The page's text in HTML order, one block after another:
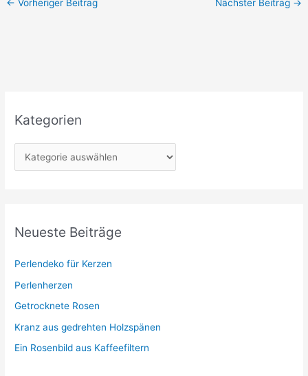
← Vorheriger Beitrag Nächster Beitrag →
Kategorien
a
g
r
i
e
Neueste Beiträge
Perlendeko für Kerzen
Perlenherzen
Getrocknete Rosen
Kranz aus gedrehten Holzspänen
Ein Rosenbild aus Kaffeefiltern